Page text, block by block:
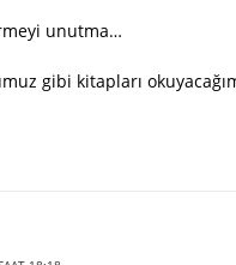
unutma…
gibi kitapları